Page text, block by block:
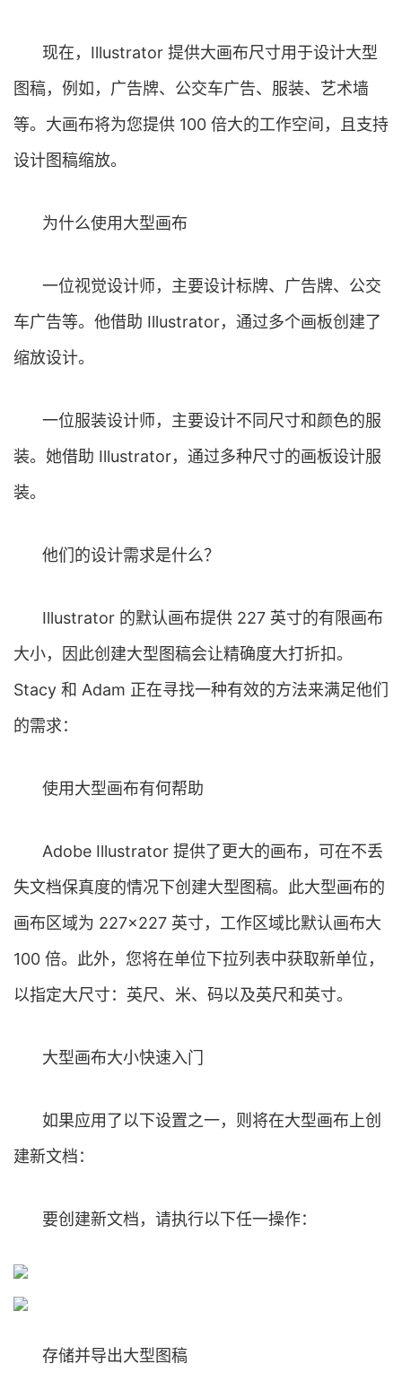
现在，Illustrator 提供大画布尺寸用于设计大型
图稿，例如，广告牌、公交车广告、服装、艺术墙
等。大画布将为您提供 100 倍大的工作空间，且支持
设计图稿缩放。
为什么使用大型画布
一位视觉设计师，主要设计标牌、广告牌、公交
车广告等。他借助 Illustrator，通过多个画板创建了
缩放设计。
一位服装设计师，主要设计不同尺寸和颜色的服
装。她借助 Illustrator，通过多种尺寸的画板设计服
装。
他们的设计需求是什么？
Illustrator 的默认画布提供 227 英寸的有限画布
大小，因此创建大型图稿会让精确度大打折扣。
Stacy 和 Adam 正在寻找一种有效的方法来满足他们
的需求：
使用大型画布有何帮助
Adobe Illustrator 提供了更大的画布，可在不丢
失文档保真度的情况下创建大型图稿。此大型画布的
画布区域为 227×227 英寸，工作区域比默认画布大
100 倍。此外，您将在单位下拉列表中获取新单位，
以指定大尺寸：英尺、米、码以及英尺和英寸。
大型画布大小快速入门
如果应用了以下设置之一，则将在大型画布上创
建新文档：
要创建新文档，请执行以下任一操作：
存储并导出大型图稿